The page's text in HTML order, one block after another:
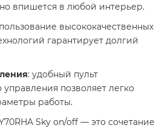
впишется в любой интерьер.​
высококачественных
гарантирует долгий
: удобный пульт
позволяет легко
работы.​
Sky on/off — это сочетание